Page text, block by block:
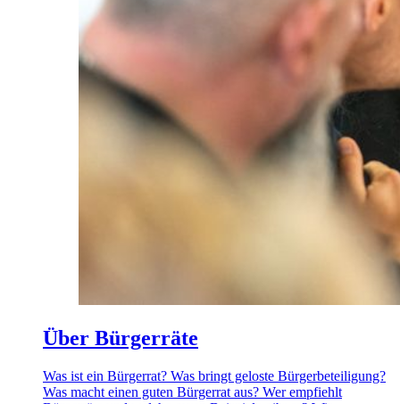
Über Bürgerräte
Was ist ein Bürgerrat? Was bringt geloste Bürgerbeteiligung?
Was macht einen guten Bürgerrat aus? Wer empfiehlt